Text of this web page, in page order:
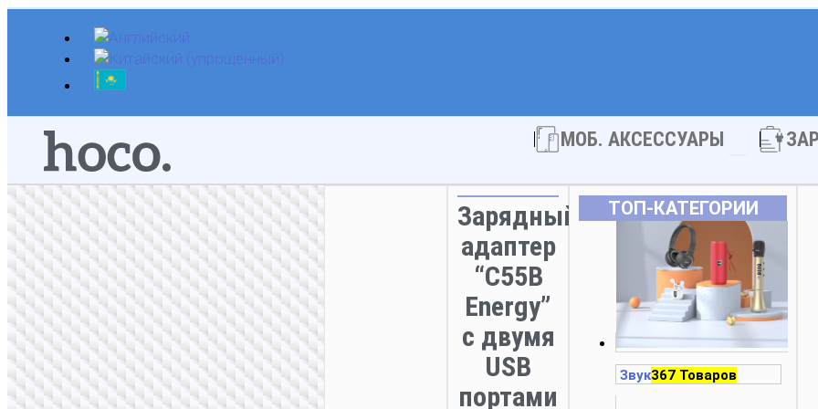
Перейти
содержимому
МОБ. АКСЕССУАРЫ Open МОБ.
Зарядный
адаптер
“C55B
Energy”
с двумя
USB
портами
ТОП‑КАТЕГОРИИ
Звук367 Товаров